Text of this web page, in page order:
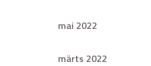
mai 2022
märts 2022